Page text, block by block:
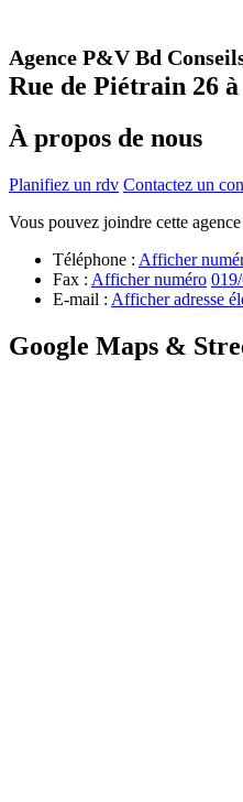
Agence P&V Bd
Rue de Piétrain 26
À propos de nous
Planifiez un rdv Contactez un
Vous pouvez joindre cette
Téléphone : Afficher
Fax : Afficher numéro
E-mail : Afficher adresse
Google Maps &